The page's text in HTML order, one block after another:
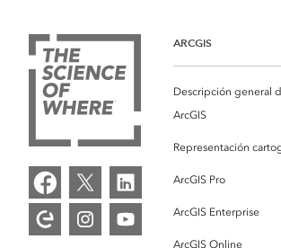
ARCGIS
Descripción general
ArcGIS
Representación
ArcGIS Pro
ArcGIS Enterprise
ArcGIS Online